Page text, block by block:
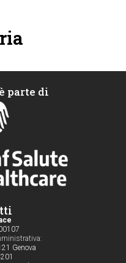
parte di
Genova